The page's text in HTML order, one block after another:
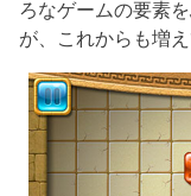
ろなゲームの要素
が、これからも増